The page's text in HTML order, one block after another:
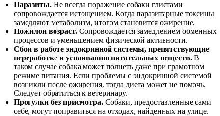
Паразиты. Не всегда поражение собаки глистами
сопровождается истощением. Когда паразитарные токсины
замедляют метаболизм, итогом становится ожирение.
Пожилой возраст. Сопровождается замедлением обменных
процессов и уменьшением физической активности.
Сбои в работе эндокринной системы, препятствующие
переработке и усваиванию питательных веществ. В
таком случае собака может полнеть даже при грамотном
режиме питания. Если проблемы с эндокринной системой
возникли после ожирения, тогда диета может не помочь.
Следует обратиться к ветеринару.
Прогулки без присмотра. Собаки, предоставленные сами
себе, могут поправиться на отходах, найденных на улице.